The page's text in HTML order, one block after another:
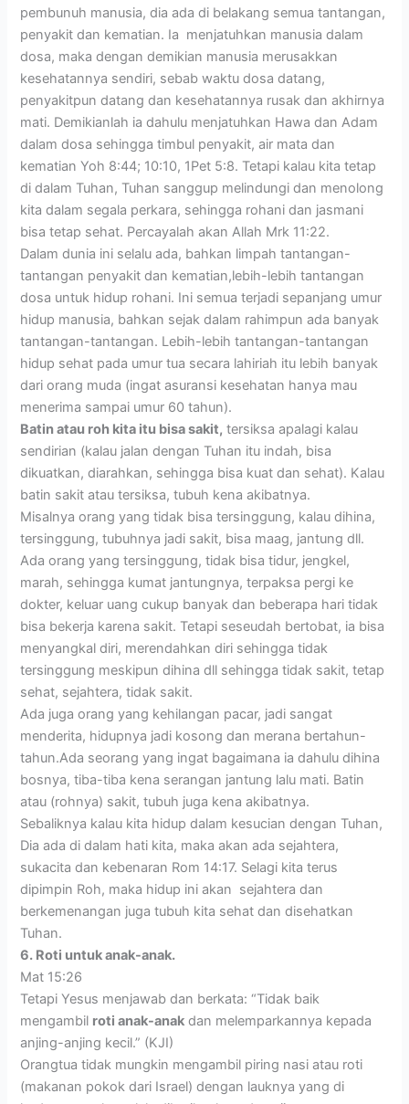
pembunuh manusia, dia ada di belakang semua tantangan,
penyakit dan kematian. Ia menjatuhkan manusia dalam
dosa, maka dengan demikian manusia merusakkan
kesehatannya sendiri, sebab waktu dosa datang,
penyakitpun datang dan kesehatannya rusak dan akhirnya
mati. Demikianlah ia dahulu menjatuhkan Hawa dan Adam
dalam dosa sehingga timbul penyakit, air mata dan
kematian Yoh 8:44; 10:10, 1Pet 5:8. Tetapi kalau kita tetap
di dalam Tuhan, Tuhan sanggup melindungi dan menolong
kita dalam segala perkara, sehingga rohani dan jasmani
bisa tetap sehat. Percayalah akan Allah Mrk 11:22.
Dalam dunia ini selalu ada, bahkan limpah tantangan-
tantangan penyakit dan kematian,lebih-lebih tantangan
dosa untuk hidup rohani. Ini semua terjadi sepanjang umur
hidup manusia, bahkan sejak dalam rahimpun ada banyak
tantangan-tantangan. Lebih-lebih tantangan-tantangan
hidup sehat pada umur tua secara lahiriah itu lebih banyak
dari orang muda (ingat asuransi kesehatan hanya mau
menerima sampai umur 60 tahun).
Batin atau roh kita itu bisa sakit, tersiksa apalagi kalau
sendirian (kalau jalan dengan Tuhan itu indah, bisa
dikuatkan, diarahkan, sehingga bisa kuat dan sehat). Kalau
batin sakit atau tersiksa, tubuh kena akibatnya.
Misalnya orang yang tidak bisa tersinggung, kalau dihina,
tersinggung, tubuhnya jadi sakit, bisa maag, jantung dll.
Ada orang yang tersinggung, tidak bisa tidur, jengkel,
marah, sehingga kumat jantungnya, terpaksa pergi ke
dokter, keluar uang cukup banyak dan beberapa hari tidak
bisa bekerja karena sakit. Tetapi seseudah bertobat, ia bisa
menyangkal diri, merendahkan diri sehingga tidak
tersinggung meskipun dihina dll sehingga tidak sakit, tetap
sehat, sejahtera, tidak sakit.
Ada juga orang yang kehilangan pacar, jadi sangat
menderita, hidupnya jadi kosong dan merana bertahun-
tahun.Ada seorang yang ingat bagaimana ia dahulu dihina
bosnya, tiba-tiba kena serangan jantung lalu mati. Batin
atau (rohnya) sakit, tubuh juga kena akibatnya.
Sebaliknya kalau kita hidup dalam kesucian dengan Tuhan,
Dia ada di dalam hati kita, maka akan ada sejahtera,
sukacita dan kebenaran Rom 14:17. Selagi kita terus
dipimpin Roh, maka hidup ini akan sejahtera dan
berkemenangan juga tubuh kita sehat dan disehatkan
Tuhan.
6. Roti untuk anak-anak.
Mat 15:26
Tetapi Yesus menjawab dan berkata: “Tidak baik
mengambil roti anak-anak dan melemparkannya kepada
anjing-anjing kecil.” (KJI)
Orangtua tidak mungkin mengambil piring nasi atau roti
(makanan pokok dari Israel) dengan lauknya yang di